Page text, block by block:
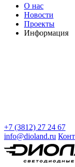
О нас
Новости
Проекты
Информация
+7 (3812) 27 24 67
info@dioland.ru